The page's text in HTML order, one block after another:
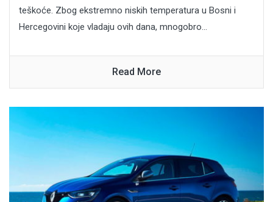
teškoće. Zbog ekstremno niskih temperatura u Bosni i
Hercegovini koje vladaju ovih dana, mnogobro...
Read More